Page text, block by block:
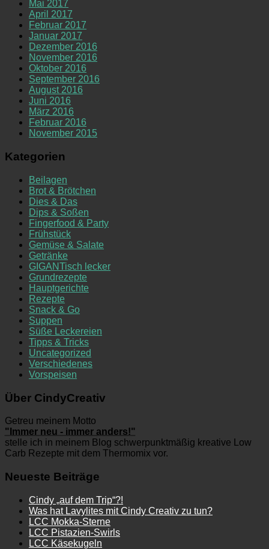
Mai 2017
April 2017
Februar 2017
Januar 2017
Dezember 2016
November 2016
Oktober 2016
September 2016
August 2016
Juni 2016
März 2016
Februar 2016
November 2015
Kategorien
Beilagen
Brot & Brötchen
Dies & Das
Dips & Soßen
Fingerfood & Party
Frühstück
Gemüse & Salate
Getränke
GIGANTisch lecker
Grundrezepte
Hauptgerichte
Rezepte
Snack & Go
Suppen
Süße Leckereien
Tipps & Tricks
Uncategorized
Verschiedenes
Vorspeisen
Über CindyCreativ
Getreu meinem Motto
"Immer neu - immer anders!"
stelle ich in meinem Blog schwerpunktmäßig kreative Low
Carb Rezepte mit dem Thermomix vor.
Neueste Beiträge
Cindy „auf dem Trip“?!
Was hat Lavylites mit Cindy Creativ zu tun?
LCC Mokka-Sterne
LCC Pistazien-Swirls
LCC Käsekugeln